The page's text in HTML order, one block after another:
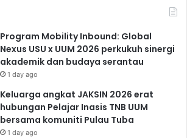
Program Mobility Inbound: Global
Nexus USU x UUM 2026 perkukuh sinergi
akademik dan budaya serantau
1 day ago
Keluarga angkat JAKSIN 2026 erat
hubungan Pelajar Inasis TNB UUM
bersama komuniti Pulau Tuba
1 day ago